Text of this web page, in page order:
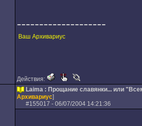
--------------------
Ваш Архивариус
Действия:
Laima : Прощание славянки... или
Архивариус]
#155017 - 06/07/2004 14:21:36